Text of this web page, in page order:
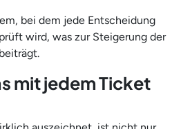
bei dem jede Entscheidung
wird, was zur Steigerung der
mit jedem Ticket